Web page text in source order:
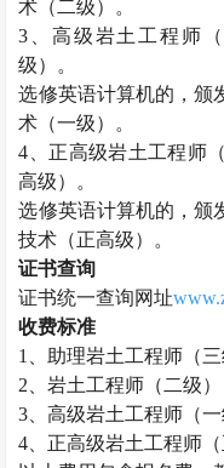
术（二级）。
3、高级岩土工程师
级）。
选修英语计算机的，颁
术（一级）。
4、正高级岩土工程师
高级）。
选修英语计算机的，颁
技术（正高级）。
证书查询
证书统一查询网址
收费标准
1、助理岩土工程师 （
2、岩土工程师 （二级）
3、高级岩土工程师 （
4、正高级岩土工程师